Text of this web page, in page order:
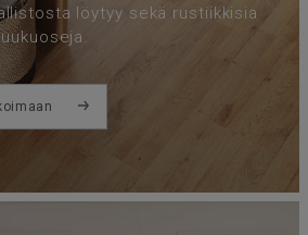
löytyy sekä rustiikkisia